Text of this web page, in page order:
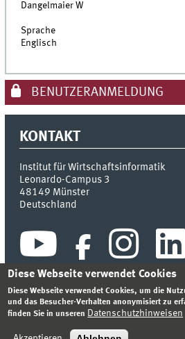
Dangelmaier W
Sprache
Englisch
BENUTZERANMELDUNG
KONTAKT
Institut für Wirtschaftsinformatik
Leonardo-Campus 3
48149 Münster
Deutschland
KONTAKT ANMELDEN
DATENSCHUTZHINWEIS
Diese Webseite verwendet Cookies
Diese Webseite verwendet Cookies, um die
und das Besucher-Verhalten anonymisiert zu
finden Sie in unseren Datenschutzhinweisen